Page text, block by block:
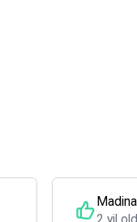
Madina
2 yil